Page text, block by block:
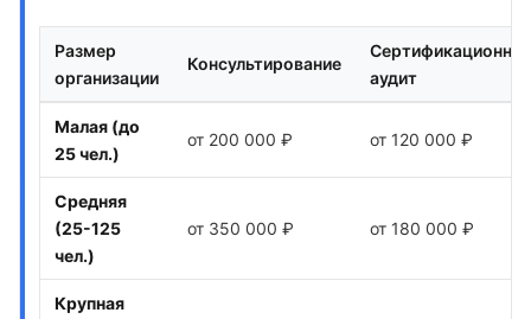
Размер
организации
Консультирование
аудит
Малая (до
25 чел.)
от 200 000 ₽ от 120 000 ₽
Средняя
(25-125
чел.)
от 350 000 ₽ от 180 000 ₽
Крупная